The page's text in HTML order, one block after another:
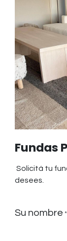
Fundas
Solicitá tu
desees.
Su nombre *